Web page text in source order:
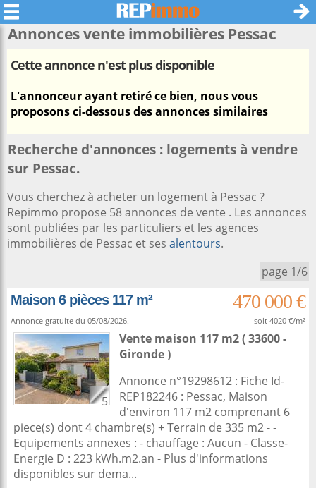
Annonces vente immobilières Pessac
Cette annonce n'est plus disponible
L'annonceur ayant retiré ce bien, nous vous
proposons ci-dessous des annonces similaires
Recherche d'annonces : logements à vendre
sur Pessac.
Vous cherchez à acheter un logement à Pessac ?
Repimmo propose 58 annonces de vente . Les annonces
sont publiées par les particuliers et les agences
immobilières de Pessac et ses alentours.
page 1/6
Maison 6 pièces 117 m²
470 000 €
Annonce gratuite du 05/08/2026. soit 4020 €/m²
5
Vente maison 117 m2( 33600 -
Gironde )
Annonce n°19298612 : Fiche Id-
REP182246 : Pessac, Maison
d'environ 117 m2 comprenant 6
piece(s) dont 4 chambre(s) + Terrain de 335 m2 - -
Equipements annexes : - chauffage : Aucun - Classe-
Energie D : 223 kWh.m2.an - Plus d'informations
disponibles sur dema...